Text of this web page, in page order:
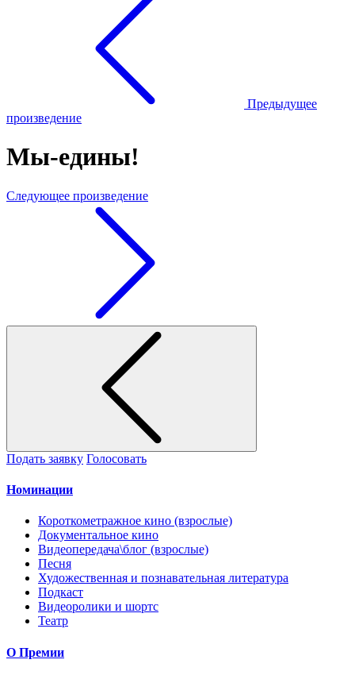
Предыдущее
произведение
Мы-едины!
Следующее произведение
Подать заявку Голосовать
Номинации
Короткометражное кино (взрослые)
Документальное кино
Видеопередача\блог (взрослые)
Песня
Художественная и познавательная литература
Подкаст
Видеоролики и шортс
Театр
О Премии